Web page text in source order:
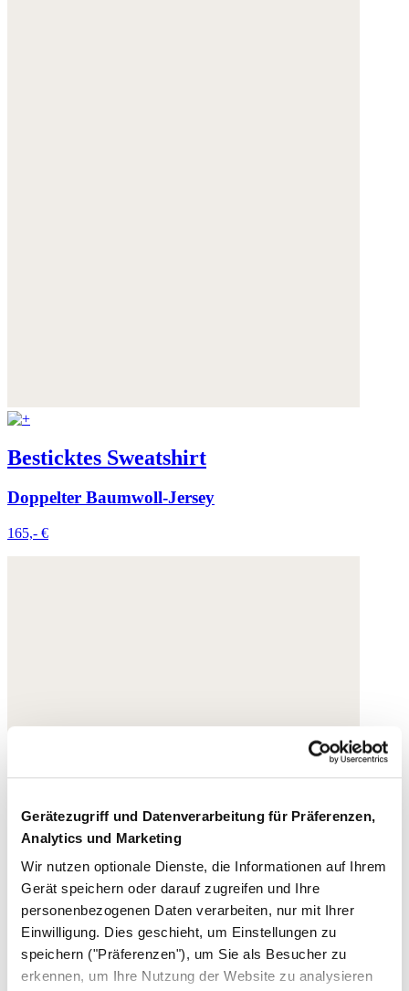
Gerätezugriff und Datenverarbeitung für Präferenzen,
Analytics und Marketing
Wir nutzen optionale Dienste, die Informationen auf Ihrem
Gerät speichern oder darauf zugreifen und Ihre
personenbezogenen Daten verarbeiten, nur mit Ihrer
Einwilligung. Dies geschieht, um Einstellungen zu
speichern ("Präferenzen"), um Sie als Besucher zu
erkennen, um Ihre Nutzung der Website zu analysieren
Besticktes Sweatshirt
Doppelter Baumwoll-Jersey
165,- €